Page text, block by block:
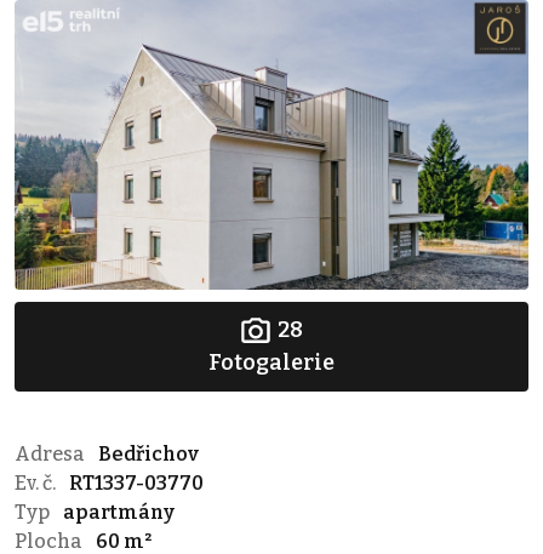
28
Fotogalerie
Adresa
Bedřichov
Ev. č.
RT1337-03770
Typ
apartmány
Plocha
60 m²